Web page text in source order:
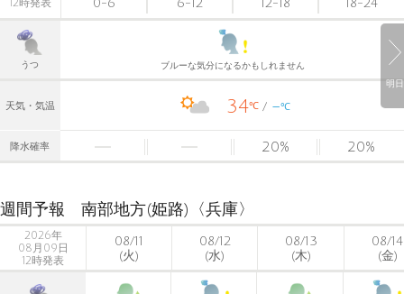
明日
12時発表
0-6
6-12 12-18 18-24
うつ ブルーな気分になるかもしれません
天気・気温 34℃ -℃
降水確率 20% 20%
週間予報 南部地方(姫路)〈兵庫〉
2026年
08月09日
12時発表
08/11
(火)
08/12
(水)
08/13
(木)
08/14
(金)